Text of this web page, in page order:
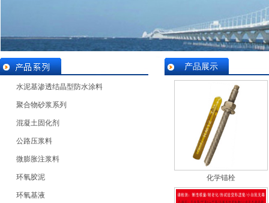
水泥基渗透结晶型防水涂料
聚合物砂浆系列
混凝土固化剂
公路压浆料
微膨胀注浆料
环氧胶泥
环氧基液
产品展示
化学锚栓